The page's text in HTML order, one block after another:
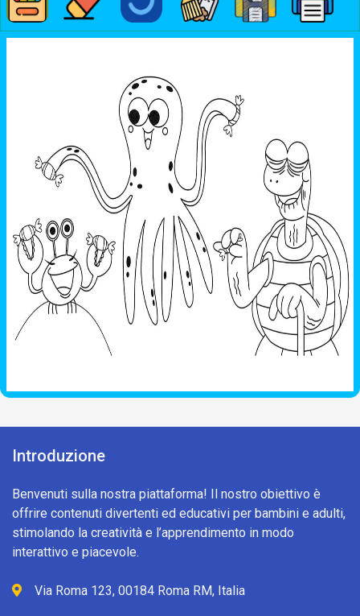
Introduzione
Benvenuti sulla nostra piattaforma! Il nostro obiettivo è
offrire contenuti divertenti ed educativi per bambini e adulti,
stimolando la creatività e l’apprendimento in modo
interattivo e piacevole.
Via Roma 123, 00184 Roma RM, Italia